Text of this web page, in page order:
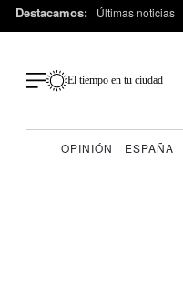
Destacamos: Últimas noticias
El tiempo en tu ciudad
OPINIÓN ESPAÑA